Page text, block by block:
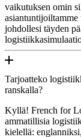
vaikutuksen omin
asiantuntijoiltamme
johdollesi täyden
Tarjoatteko
ranskalla?
Kyllä! French for
ammatillisia
kielellä: